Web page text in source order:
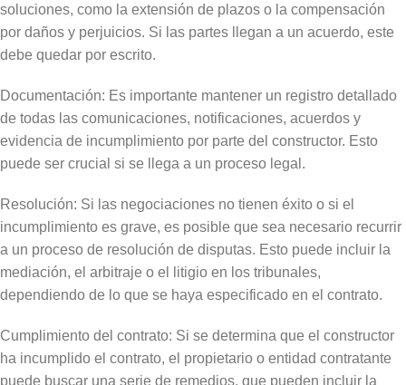
soluciones, como la extensión de plazos o la compensación
por daños y perjuicios. Si las partes llegan a un acuerdo, este
debe quedar por escrito.
Documentación: Es importante mantener un registro detallado
de todas las comunicaciones, notificaciones, acuerdos y
evidencia de incumplimiento por parte del constructor. Esto
puede ser crucial si se llega a un proceso legal.
Resolución: Si las negociaciones no tienen éxito o si el
incumplimiento es grave, es posible que sea necesario recurrir
a un proceso de resolución de disputas. Esto puede incluir la
mediación, el arbitraje o el litigio en los tribunales,
dependiendo de lo que se haya especificado en el contrato.
Cumplimiento del contrato: Si se determina que el constructor
ha incumplido el contrato, el propietario o entidad contratante
puede buscar una serie de remedios, que pueden incluir la